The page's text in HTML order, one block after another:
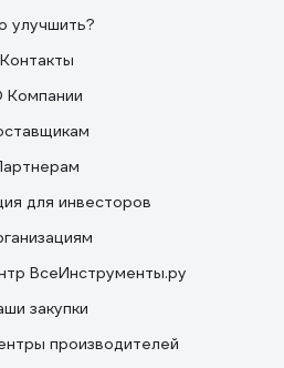
улучшить?
Контакты
Компании
для инвесторов
ВсеИнструменты.ру
закупки
производителей